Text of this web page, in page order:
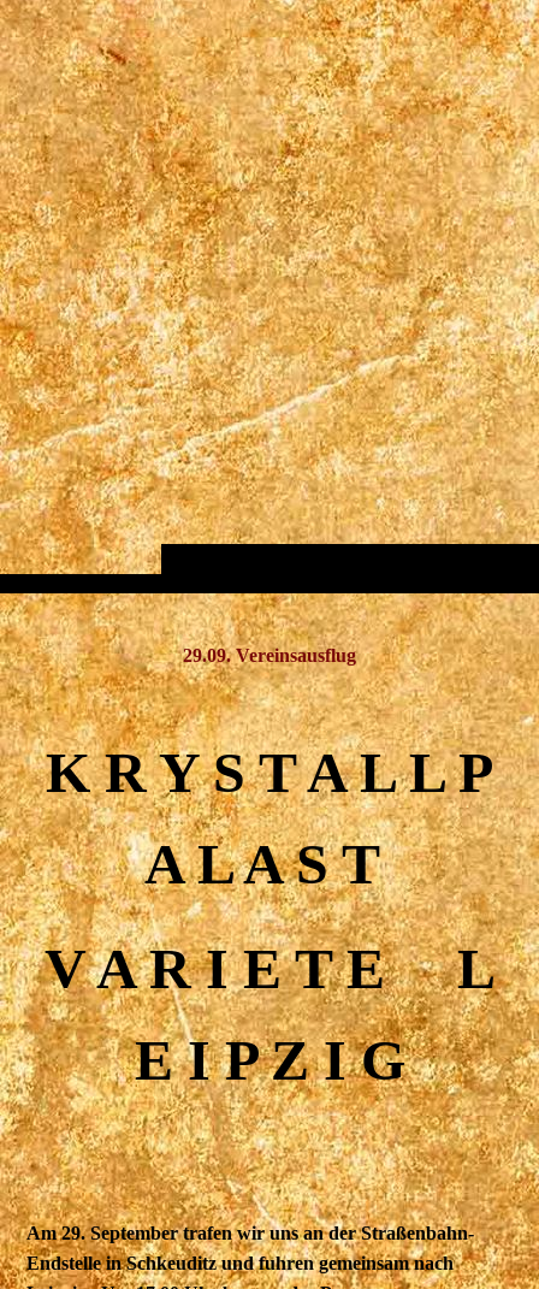
29.09. Vereinsausflug
K R Y S T A L L P
A L A S T
V A R I E T E L
E I P Z I G
Am 29. September trafen wir uns an der Straßenbahn-
Endstelle in Schkeuditz und fuhren gemeinsam nach